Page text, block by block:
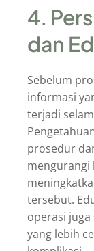
4.
dan
Sebelum
informasi
terjadi
prosedur
mengurangi
tersebut.
operasi
yang lebih